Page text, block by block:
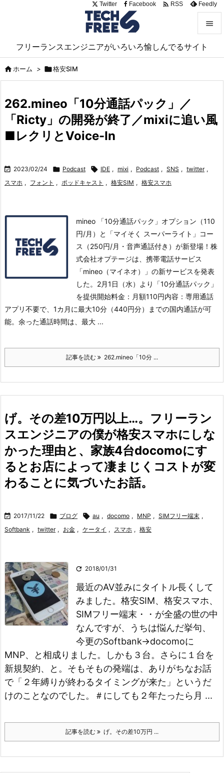
フリーランスエンジニアがいろいろ愉しんでるサイト


サイド

Twitter Facebook  RSS Feedly
ホーム > 格安SIM
262.mineo「10分通話パック」／
「Ricty」の開発が終了／mixiに追い風
■レクリとVoice-In
 2023/02/24  Podcast  IDE , mixi , Podcast , SNS , twitter ,
スマホ , フォント , ポッドキャスト , 格安SIM , 格安スマホ
mineo 「10分通話パック」オプション（110
円/月）と「マイそく スーパーライト」コー
ス（250円/月・音声通話付き）が新登場！株
式会社オプテージは、携帯電話サービス
「mineo（マイネオ）」の新サービスを発表
した。2月1日（水）より「10分通話パック」
を提供開始料金：月額110円内容：専用通話
アプリ不要で、1カ月に最大10分（440円分）までの国内通話が可
能。余った通話時間は、最大 ...
記事を読む 262.mineo「10分 ...
げ。その差10万円以上…。フリーラン
スエンジニアの僕が格安スマホにしな
かった理由と、家族4台docomoにす
るとお店によって凄まじくコストが変
わることに気づいたお話。
 2017/11/22  ブログ  au , docomo , MNP , SIMフリー端末 ,
Softbank , twitter , お金 , ケータイ , スマホ , 格安
 2018/01/31
最近のAV並みにタイトル長くして
みました。 格安SIM、格安スマホ、
SIMフリー端末・・が全盛の世の中
なんですが、うちは悩んだ挙句、
今更のSoftbank→docomoに
MNP、と相成りました。しかも３台。さらに１台を
新規契約、と。 そもそもの発端は、ありがちなお話
で「２年縛りが終わるタイミングが来た」というだ
けのことなのでした。
＃にしても２年たったら月 ...
記事を読む げ。その差10万円 ...